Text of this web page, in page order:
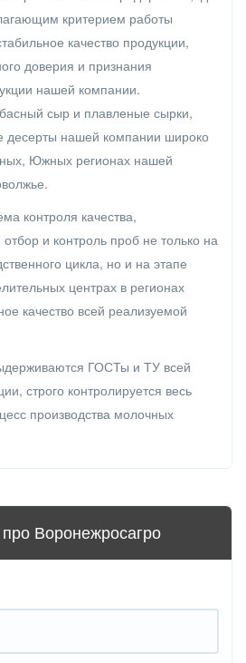
критерием работы
качество продукции,
доверия и признания
нашей компании.
сыр и плавленые сырки,
десерты нашей компании широко
Южных регионах нашей
контроля качества,
и контроль проб не только на
цикла, но и на этапе
центрах в регионах
качество всей реализуемой
ГОСТы и ТУ всей
строго контролируется весь
производства молочных
Воронежросагро